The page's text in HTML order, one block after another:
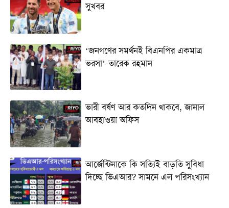
সুখবর
‘জনগণের সমর্থনই বিএনপির একমাত্র
ভরসা’-তারেক রহমান
ভারী বর্ষণ আর কতদিন থাকবে, জানাল
আবহাওয়া অফিস
আর্জেন্টিনাকে কি সত্যিই বাড়তি সুবিধা
দিচ্ছে ভিএআর? সামনে এল পরিসংখ্যান